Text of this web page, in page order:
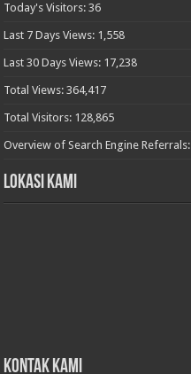
Today's Visitors:36
Last 7 Days Views: 1,558
Last 30 Days Views: 17,238
Total Views:364,417
Total Visitors: 128,865
Overview of Search Engine Referrals:
Lokasi Kami
Kontak Kami